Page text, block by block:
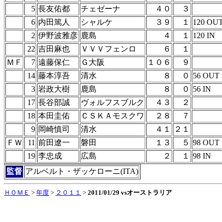
5 長友佑都 チェゼーナ ４０
３
6 内田篤人 シャルケ ３９ １
120
2 伊野波雅彦 鹿島 ４ １
120 IN
22 吉田麻也 ＶＶＶフェンロ ６
１
ＭＦ
7 遠藤保仁 Ｇ大阪 １０６
９
14 藤本淳吾 清水 ８ ０ 56 OUT
3 岩政大樹 鹿島 ８ ０ 56 IN
17 長谷部誠 ヴォルフスブルク ４３
２
18 本田圭佑 ＣＳＫＡモスクワ ２８
７
9 岡崎慎司 清水 ４１
２１
ＦＷ
11 前田遼一 磐田 １３ ５ 98 OUT
19 李忠成 広島 ２ １
98 IN
監督 アルベルト・ザッケローニ(ITA)
ＨＯＭＥ > 年度 > ２０１１ > 2011/01/29 vsオーストラリア